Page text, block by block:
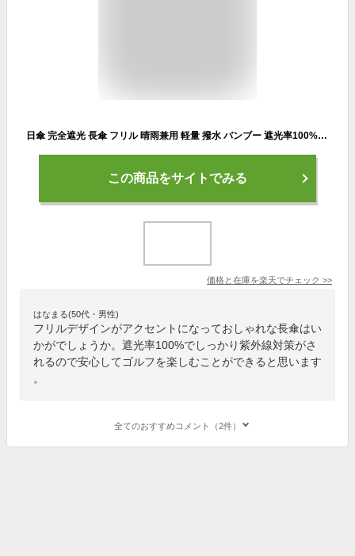
日傘 完全遮光 長傘 フリル 晴雨兼用 軽量 撥水 バンブー 遮光率100% 遮熱 涼しい かわいい ゴルフ おしゃれ 傘 雨傘 大人 内側 黒 UVカット 親骨50cm ドット
この商品をサイトでみる
価格と在庫を楽天でチェック >>
はなまる(50代・男性)
フリルデザインがアクセントになっておしゃれな長傘はい
かがでしょうか。遮光率100%でしっかり紫外線対策がさ
れるので安心してゴルフを楽しむことができると思います
。
全てのおすすめコメント（2件）